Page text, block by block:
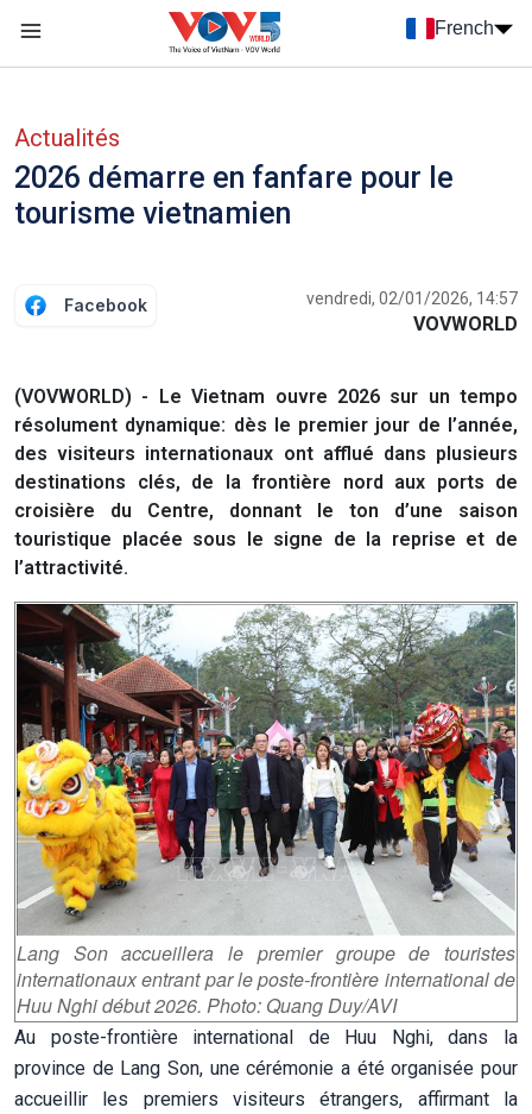
French
Actualités
2026 démarre en fanfare pour le
tourisme vietnamien
Facebook vendredi, 02/01/2026, 14:57
VOVWORLD
(VOVWORLD) - Le Vietnam ouvre 2026 sur un tempo
résolument dynamique: dès le premier jour de l’année,
des visiteurs internationaux ont afflué dans plusieurs
destinations clés, de la frontière nord aux ports de
croisière du Centre, donnant le ton d’une saison
touristique placée sous le signe de la reprise et de
l’attractivité.
Lang Son accueillera le premier groupe de touristes
internationaux entrant par le poste-frontière international de
Huu Nghi début 2026. Photo: Quang Duy/AVI
Au poste-frontière international de Huu Nghi, dans la
province de Lang Son, une cérémonie a été organisée pour
accueillir les premiers visiteurs étrangers, affirmant la